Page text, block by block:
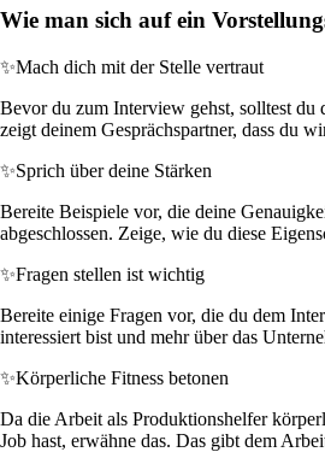
Wie man sich auf ein
✨Mach dich mit der Stelle vertraut
Bevor du zum Interview gehst, solltest du
zeigt deinem Gesprächspartner, dass du
✨Sprich über deine Stärken
Bereite Beispiele vor, die deine
abgeschlossen. Zeige, wie du diese
✨Fragen stellen ist wichtig
Bereite einige Fragen vor, die du dem
interessiert bist und mehr über das
✨Körperliche Fitness betonen
Da die Arbeit als Produktionshelfer
Job hast, erwähne das. Das gibt dem